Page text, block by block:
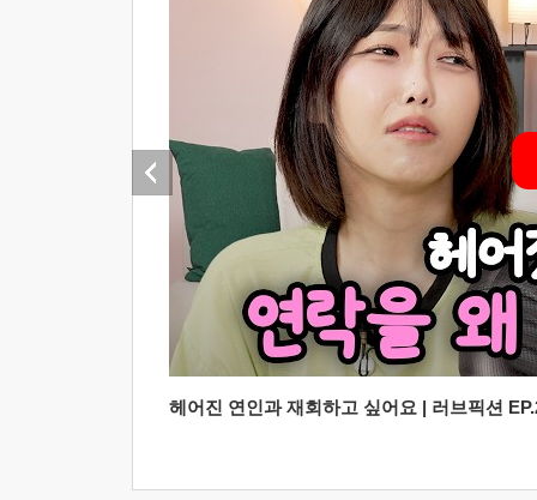
헤어진 연인과 재회하고 싶어요 | 러브픽션